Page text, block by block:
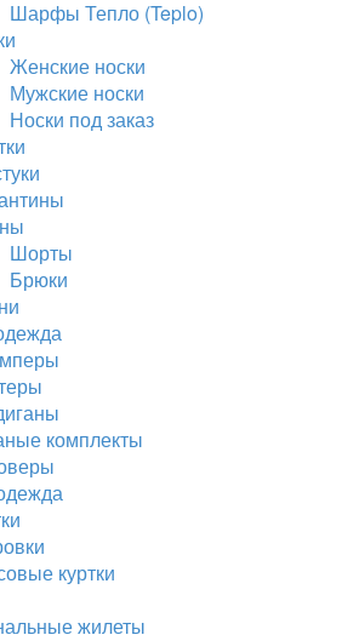
Шарфы Тепло (Teplo)
Женские носки
Мужские носки
Носки под заказ
Шорты
Брюки
комплекты
куртки
жилеты